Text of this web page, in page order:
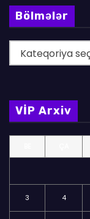
Bölmələr
ö
m
l
VİP Arxiv
3 4